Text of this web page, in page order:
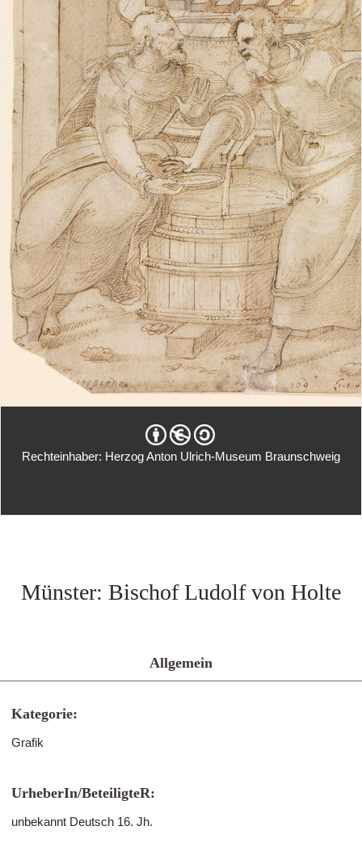
Rechteinhaber: Herzog Anton Ulrich-Museum Braunschweig
Münster: Bischof Ludolf von Holte
Allgemein
Kategorie:
Grafik
UrheberIn/BeteiligteR:
unbekannt Deutsch 16. Jh.